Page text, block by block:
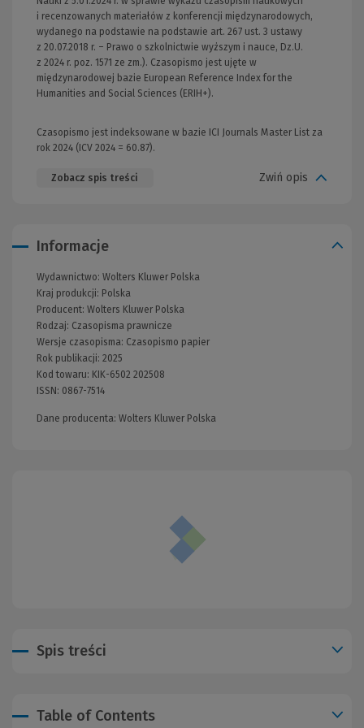
i recenzowanych materiałów z konferencji międzynarodowych,
wydanego na podstawie na podstawie art. 267 ust. 3 ustawy
z 20.07.2018 r. – Prawo o szkolnictwie wyższym i nauce, Dz.U.
z 2024 r. poz. 1571 ze zm.). Czasopismo jest ujęte w
międzynarodowej bazie European Reference Index for the
Humanities and Social Sciences (ERIH+).
Czasopismo jest indeksowane w bazie ICI Journals Master List za
rok 2024 (ICV 2024 = 60.87).
Zobacz spis treści Zwiń opis
Informacje
Wydawnictwo: Wolters Kluwer Polska
Kraj produkcji: Polska
Producent: Wolters Kluwer Polska
Rodzaj: Czasopisma prawnicze
Wersje czasopisma: Czasopismo papier
Rok publikacji: 2025
Kod towaru: KIK-6502 202508
ISSN: 0867-7514
Dane producenta: Wolters Kluwer Polska
Spis treści
Table of Contents